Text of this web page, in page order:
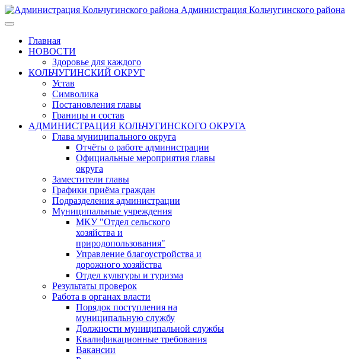
Администрация Кольчугинского района
Главная
НОВОСТИ
Здоровье для каждого
КОЛЬЧУГИНСКИЙ ОКРУГ
Устав
Символика
Постановления главы
Границы и состав
АДМИНИСТРАЦИЯ КОЛЬЧУГИНСКОГО ОКРУГА
Глава муниципального округа
Отчёты о работе администрации
Официальные мероприятия главы
округа
Заместители главы
Графики приёма граждан
Подразделения администрации
Муниципальные учреждения
МКУ "Отдел сельского
хозяйства и
природопользования"
Управление благоустройства и
дорожного хозяйства
Отдел культуры и туризма
Результаты проверок
Работа в органах власти
Порядок поступления на
муниципальную службу
Должности муниципальной службы
Квалификационные требования
Вакансии